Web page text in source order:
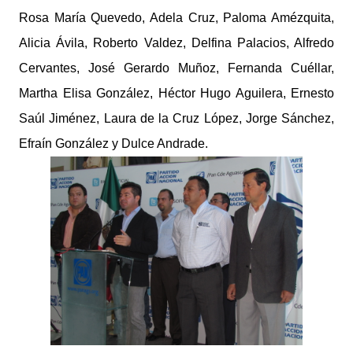
Rosa María Quevedo, Adela Cruz, Paloma Amézquita,
Alicia Ávila, Roberto Valdez, Delfina Palacios, Alfredo
Cervantes, José Gerardo Muñoz, Fernanda Cuéllar,
Martha Elisa González, Héctor Hugo Aguilera, Ernesto
Saúl Jiménez, Laura de la Cruz López, Jorge Sánchez,
Efraín González y Dulce Andrade.